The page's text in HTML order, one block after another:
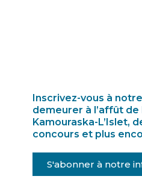
Inscrivez-vous à
demeurer à l’affût de
Kamouraska-L’Islet,
concours et plus
S'abonner à notre